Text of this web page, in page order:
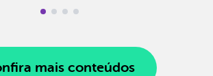
mais conteúdos